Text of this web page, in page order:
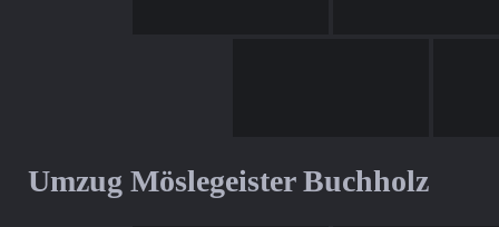
Umzug Möslegeister Buchholz